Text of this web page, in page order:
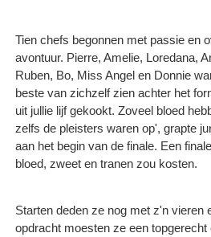
Tien chefs begonnen met passie en
avontuur. Pierre, Amelie, Loredana,
Ruben, Bo, Miss Angel en Donnie
beste van zichzelf zien achter het
uit jullie lijf gekookt. Zoveel bloed
zelfs de pleisters waren op', grapte
aan het begin van de finale. Een
bloed, zweet en tranen zou kosten.
Starten deden ze nog met z'n vieren
opdracht moesten ze een